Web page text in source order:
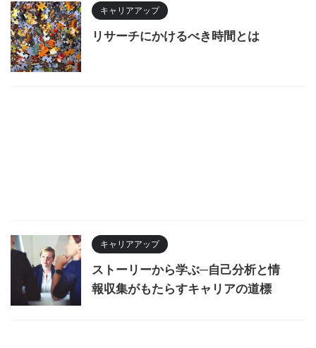
キャリアアップ
リサーチにかけるべき時間とは
キャリアアップ
ストーリーから学ぶ─自己分析と情
報収集がもたらすキャリアの道標